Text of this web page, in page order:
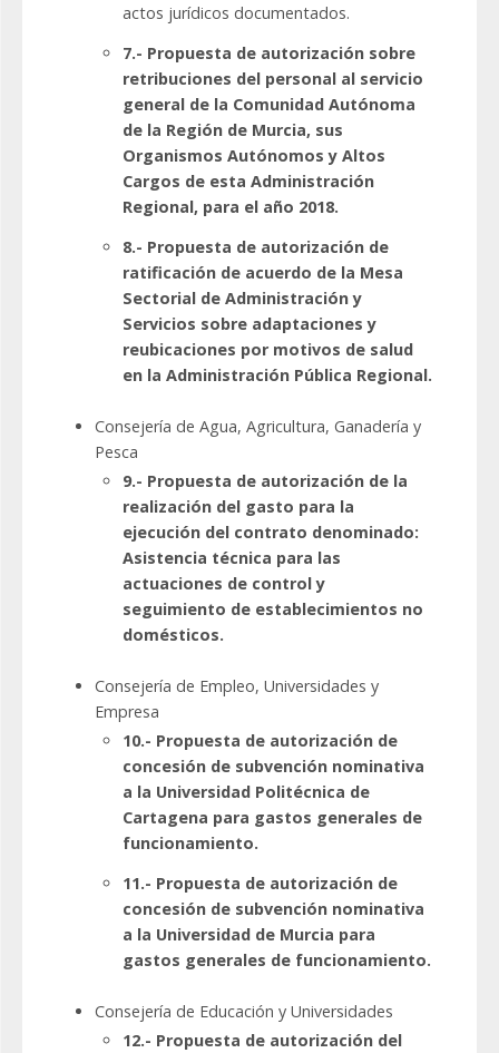
actos jurídicos documentados.
7.- Propuesta de autorización sobre
retribuciones del personal al servicio
general de la Comunidad Autónoma
de la Región de Murcia, sus
Organismos Autónomos y Altos
Cargos de esta Administración
Regional, para el año 2018.
8.- Propuesta de autorización de
ratificación de acuerdo de la Mesa
Sectorial de Administración y
Servicios sobre adaptaciones y
reubicaciones por motivos de salud
en la Administración Pública Regional.
Consejería de Agua, Agricultura, Ganadería y
Pesca
9.- Propuesta de autorización de la
realización del gasto para la
ejecución del contrato denominado:
Asistencia técnica para las
actuaciones de control y
seguimiento de establecimientos no
domésticos.
Consejería de Empleo, Universidades y
Empresa
10.- Propuesta de autorización de
concesión de subvención nominativa
a la Universidad Politécnica de
Cartagena para gastos generales de
funcionamiento.
11.- Propuesta de autorización de
concesión de subvención nominativa
a la Universidad de Murcia para
gastos generales de funcionamiento.
Consejería de Educación y Universidades
12.- Propuesta de autorización del